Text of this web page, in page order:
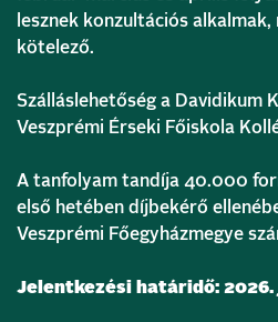
lesznek konzultációs alkalmak,
kötelező.
Szálláslehetőség a Davidikum
Veszprémi Érseki Főiskola
A tanfolyam tandíja 40.000
első hetében díjbekérő
Veszprémi Főegyházmegye
Jelentkezési határidő: 2026.